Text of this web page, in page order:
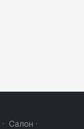
· Салон ·